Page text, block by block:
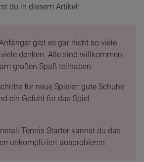
du in diesem Artikel:
gibt es gar nicht so viele
denken. Alle sind willkommen
großen Spaß teilhaben.
für neue Spieler: gute Schuhe
ein Gefühl für das Spiel
Tennis Starter kannst du das
unkompliziert ausprobieren.